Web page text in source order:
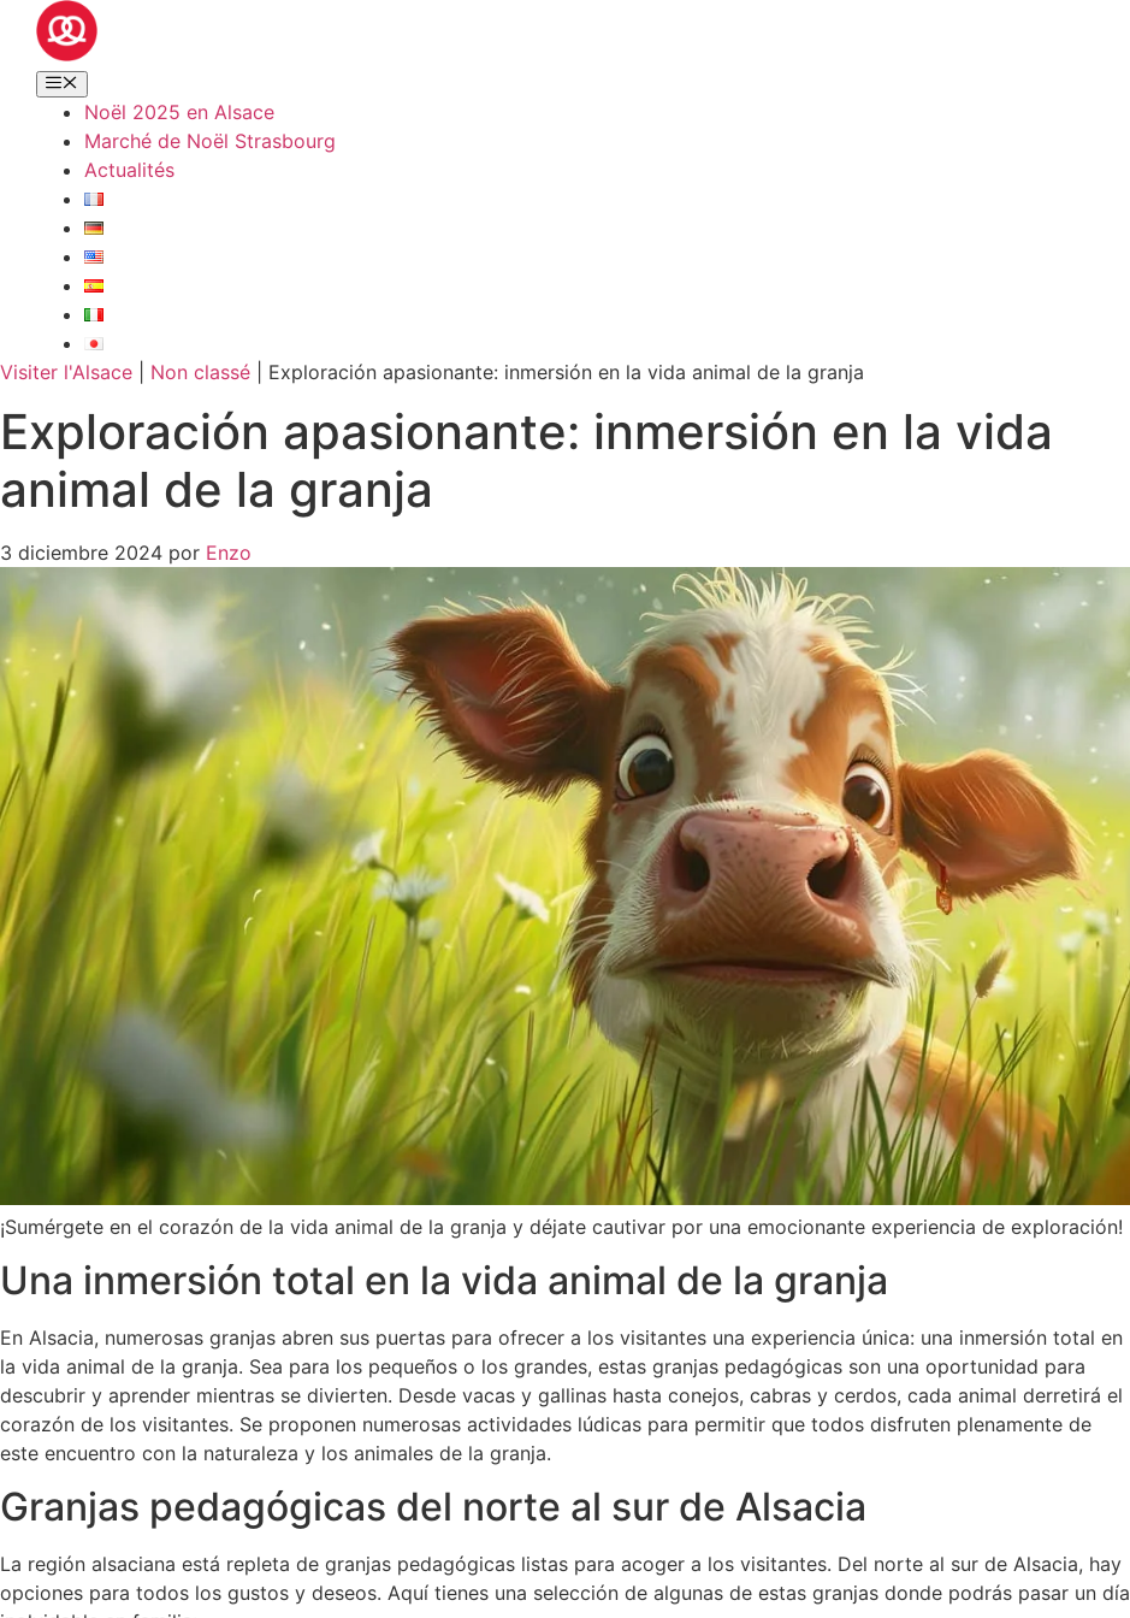
Noël 2025 en Alsace
Marché de Noël Strasbourg
Actualités
Visiter l'Alsace Non classé Exploración apasionante: inmersión en la vida animal de la granja
Exploración apasionante: inmersión en la vida
animal de la granja
3 diciembre 2024 por Enzo
¡Sumérgete en el corazón de la vida animal de la granja y déjate cautivar por una emocionante experiencia de exploración!
Una inmersión total en la vida animal de la granja
En Alsacia, numerosas granjas abren sus puertas para ofrecer a los visitantes una experiencia única: una inmersión total en
la vida animal de la granja. Sea para los pequeños o los grandes, estas granjas pedagógicas son una oportunidad para
descubrir y aprender mientras se divierten. Desde vacas y gallinas hasta conejos, cabras y cerdos, cada animal derretirá el
corazón de los visitantes. Se proponen numerosas actividades lúdicas para permitir que todos disfruten plenamente de
este encuentro con la naturaleza y los animales de la granja.
Granjas pedagógicas del norte al sur de Alsacia
La región alsaciana está repleta de granjas pedagógicas listas para acoger a los visitantes. Del norte al sur de Alsacia, hay
opciones para todos los gustos y deseos. Aquí tienes una selección de algunas de estas granjas donde podrás pasar un día